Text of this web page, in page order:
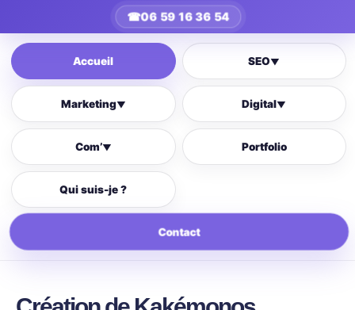
☎06 59 16 36 54
Accueil SEO▼
Marketing▼ Digital▼
Com’▼ Portfolio
Qui suis-je ?
Contact